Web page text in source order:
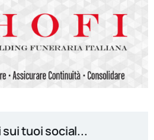
tuoi social...